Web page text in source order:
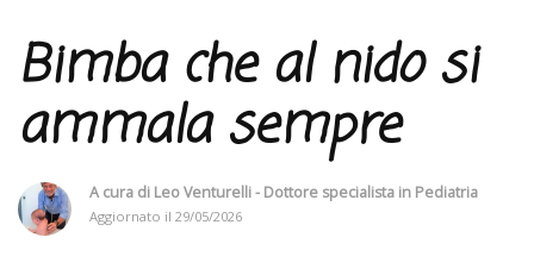
Bimba che al nido si
ammala sempre
A cura di Leo Venturelli - Dottore specialista in Pediatria
Aggiornato il 29/05/2026